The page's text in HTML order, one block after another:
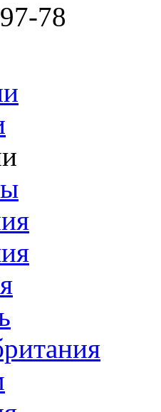
78